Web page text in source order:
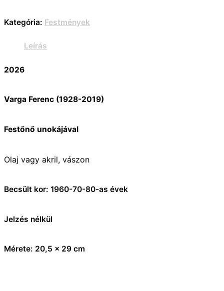
Kategória: Festmények
Leírás
2026
Varga Ferenc (1928-2019)
Festőnő unokájával
Olaj vagy akril, vászon
Becsült kor: 1960-70-80-as évek
Jelzés nélkül
Mérete: 20,5 x 29 cm